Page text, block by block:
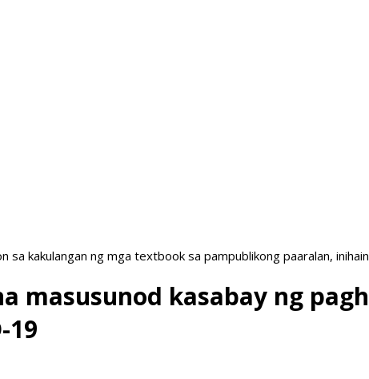
sa kakulangan ng mga textbook sa pampublikong paaralan,
masusunod kasabay ng
19